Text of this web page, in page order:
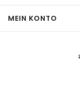
MEIN KONTO